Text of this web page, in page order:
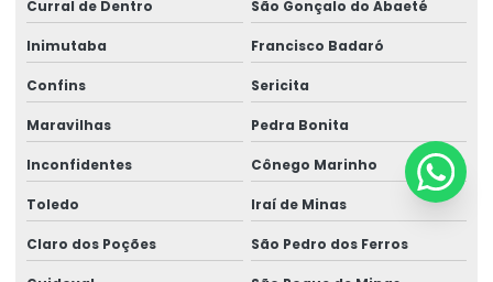
Curral de Dentro São Gonçalo do Abaeté
Inimutaba Francisco Badaró
Confins Sericita
Maravilhas Pedra Bonita
Inconfidentes Cônego Marinho
Toledo Iraí de Minas
Claro dos Poções São Pedro dos Ferros